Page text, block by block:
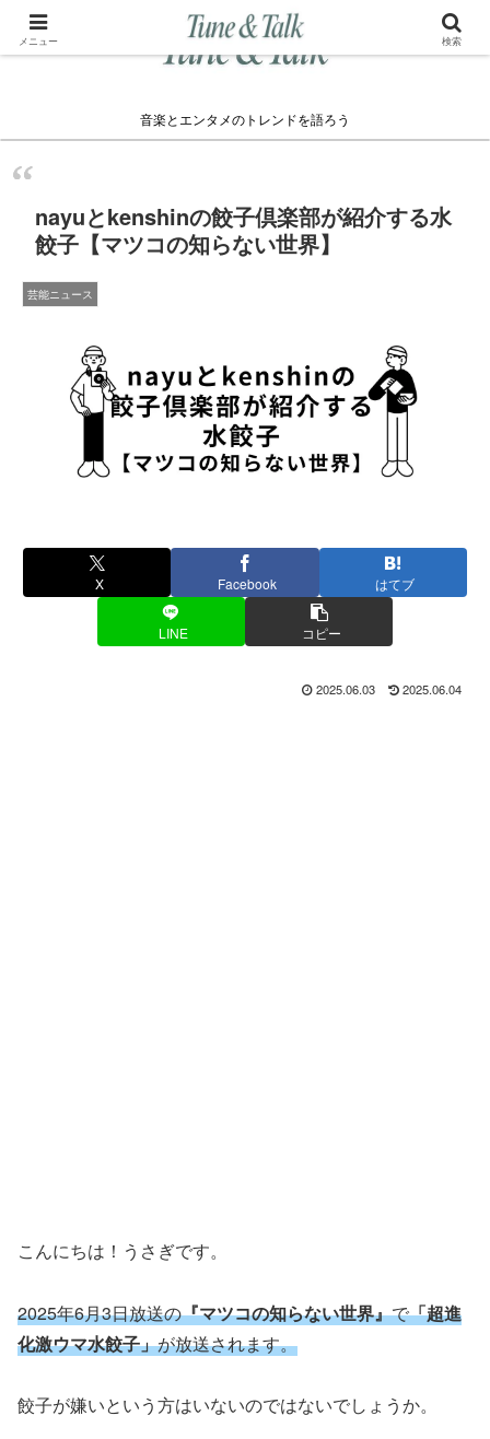
音楽とエンタメのトレンドを語ろう
nayuとkenshinの餃子倶楽部が紹介する水
餃子【マツコの知らない世界】
芸能ニュース
X Facebook はてブ
LINE コピー
2025.06.03 2025.06.04
こんにちは！うさぎです。
2025年6月3日放送の『マツコの知らない世界』で「超進
化激ウマ水餃子」が放送されます。
餃子が嫌いという方はいないのではないでしょうか。
メニュー 検索